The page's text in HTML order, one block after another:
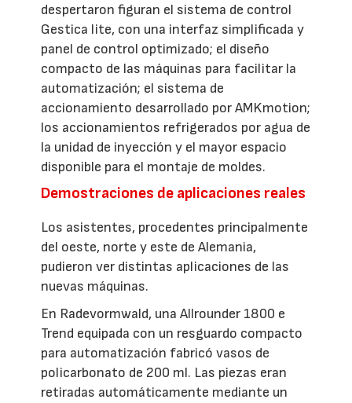
despertaron figuran el sistema de control
Gestica lite, con una interfaz simplificada y
panel de control optimizado; el diseño
compacto de las máquinas para facilitar la
automatización; el sistema de
accionamiento desarrollado por AMKmotion;
los accionamientos refrigerados por agua de
la unidad de inyección y el mayor espacio
disponible para el montaje de moldes.
Demostraciones de aplicaciones reales
Los asistentes, procedentes principalmente
del oeste, norte y este de Alemania,
pudieron ver distintas aplicaciones de las
nuevas máquinas.
En Radevormwald, una Allrounder 1800 e
Trend equipada con un resguardo compacto
para automatización fabricó vasos de
policarbonato de 200 ml. Las piezas eran
retiradas automáticamente mediante un